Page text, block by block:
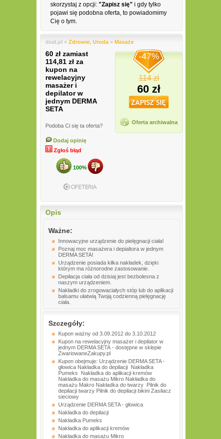
skorzystaj z opcji: "Zapisz się" i gdy tylko
pojawi się podobna oferta, to powiadomimy
Cię o tym.
deal.pl » Zdrowie, Uroda » Masaże
60 zł zamiast
114,81 zł za
kupon na
rewelacyjny
masażer i
depilator w
jednym DERMA
SETA
Podoba Ci się ta oferta?
Dodaj opinię
Zgłoś błąd
100%
-47%
114 zł
60 zł
Oferta archiwalna
Opis
Ważne:
Innowacyjne urządzenie do pielęgnacji ciała!
Poznaj moc masażera i depialtora w jednym
DERMA SETA!
Urządzenie posiada kilka nakładek, dzięki
którym ma różnorodne zastosowanie.
Depilacja ciała od dzisiaj jest bezbolesna z
naszym urządzeniem.
Nakładki do zrogowaciałych stóp lub do aplikacji
balsamu ułatwią Twoją codzienną pielęgnację
ciała.
Szczegóły:
Kupon ważny od 3.09.2012 do 3.10.2012
Kupon na rewelacyjny masażer i depilator w
jednym DERMA SETA - dostępne w sklepie
ZwariowaneZakupy.pl
Kupon obejmuje: Urządzenie DERMA SETA -
głowica Nakładka do depilacji Nakładka
Pumeks Nakładka do aplikacji kremów
Nakładka do masażu Mikro Nakładka do
masażu Makro Nakładka do twarzy Pilnik do
depilacji twarzy Pilnik do depilacji bikini Zasilacz
sieciowy
Urządzenie DERMA SETA - głowica
Nakładka do depilacji
Nakładka Pumeks
Nakładka do aplikacji kremów
Nakładka do masażu Mikro